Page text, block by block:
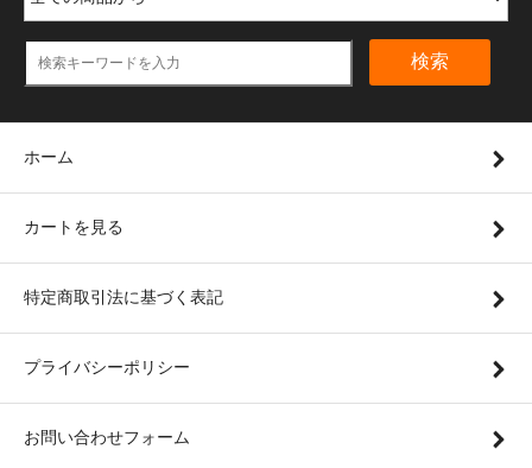
検索
ホーム
カートを見る
特定商取引法に基づく表記
プライバシーポリシー
お問い合わせフォーム